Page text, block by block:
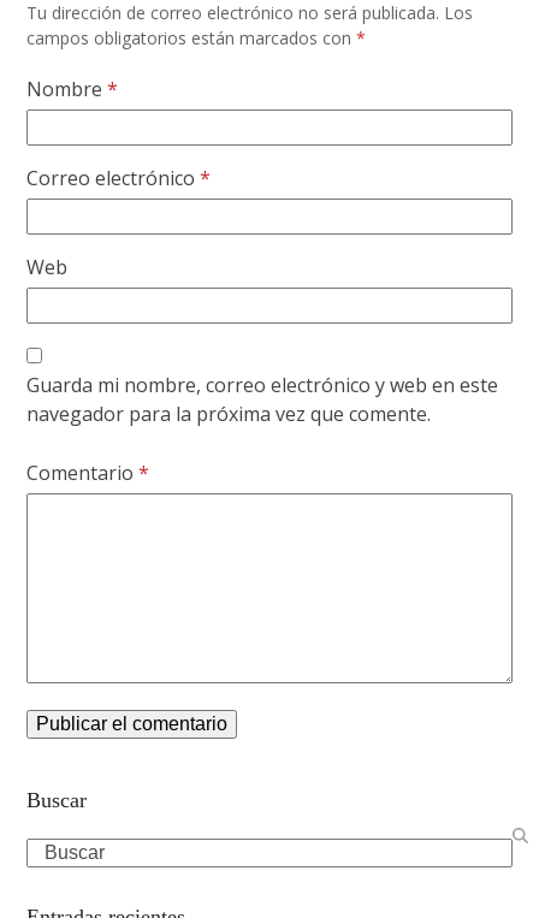
Tu dirección de correo electrónico no será publicada. Los
campos obligatorios están marcados con*
Nombre*
Correo electrónico*
Web
Guarda mi nombre, correo electrónico y web en este
navegador para la próxima vez que comente.
Comentario*
Buscar
Search